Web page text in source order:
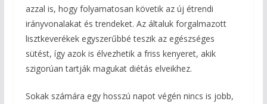
azzal is, hogy folyamatosan követik az új étrendi
irányvonalakat és trendeket. Az általuk forgalmazott
lisztkeverékek egyszerűbbé teszik az egészséges
sütést, így azok is élvezhetik a friss kenyeret, akik
szigorúan tartják magukat diétás elveikhez.
Sokak számára egy hosszú napot végén nincs is jobb,